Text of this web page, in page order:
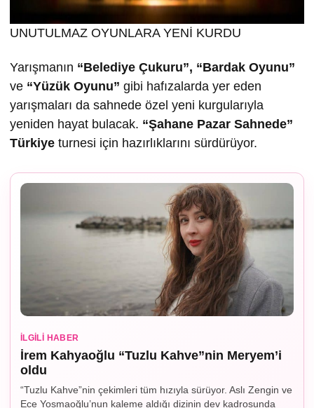
UNUTULMAZ OYUNLARA YENİ KURDU
Yarışmanın “Belediye Çukuru”, “Bardak Oyunu”
ve “Yüzük Oyunu” gibi hafızalarda yer eden
yarışmaları da sahnede özel yeni kurgularıyla
yeniden hayat bulacak. “Şahane Pazar Sahnede”
Türkiye turnesi için hazırlıklarını sürdürüyor.
İLGILI HABER
İrem Kahyaoğlu “Tuzlu Kahve”nin Meryem’i
oldu
“Tuzlu Kahve”nin çekimleri tüm hızıyla sürüyor. Aslı Zengin ve
Ece Yosmaoğlu’nun kaleme aldığı dizinin dev kadrosunda